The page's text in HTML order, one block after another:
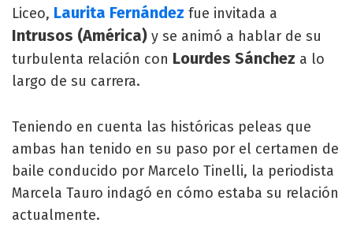
Liceo, Laurita Fernández fue invitada a
Intrusos (América) y se animó a hablar de su
turbulenta relación con Lourdes Sánchez a lo
largo de su carrera.
Teniendo en cuenta las históricas peleas que
ambas han tenido en su paso por el certamen de
baile conducido por Marcelo Tinelli, la periodista
Marcela Tauro indagó en cómo estaba su relación
actualmente.